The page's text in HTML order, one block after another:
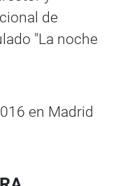
de
"La noche
en Madrid